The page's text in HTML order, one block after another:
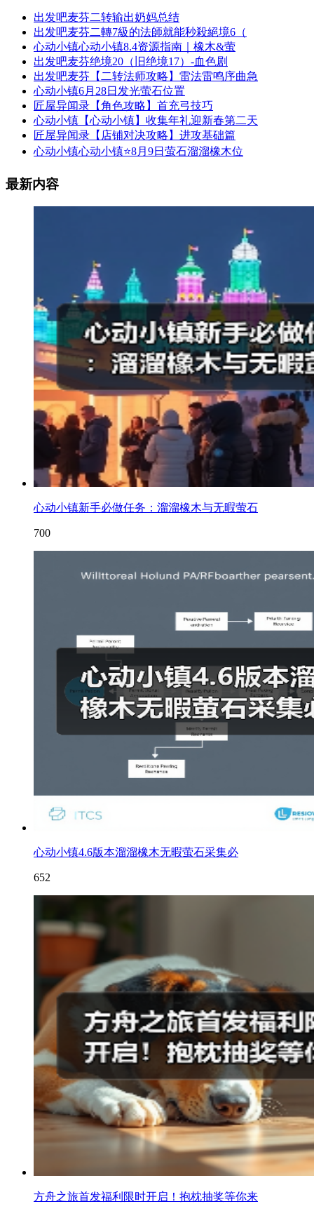
出发吧麦芬二转输出奶妈总结
出发吧麦芬二轉7級的法師就能秒殺絕境6（
心动小镇心动小镇8.4资源指南｜橡木&萤
出发吧麦芬绝境20（旧绝境17）-血色剧
出发吧麦芬【二转法师攻略】雷法雷鸣序曲急
心动小镇6月28日发光萤石位置
匠屋异闻录【角色攻略】首充弓技巧
心动小镇【心动小镇】收集年礼迎新春第二天
匠屋异闻录【店铺对决攻略】进攻基础篇
心动小镇心动小镇⭐8月9日萤石溜溜橡木位
最新内容
心动小镇新手必做任务：溜溜橡木与无暇萤石
700
心动小镇4.6版本溜溜橡木无暇萤石采集必
652
方舟之旅首发福利限时开启！抱枕抽奖等你来